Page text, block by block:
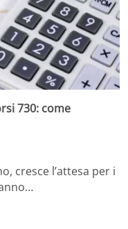
730: come
cresce l’attesa per i